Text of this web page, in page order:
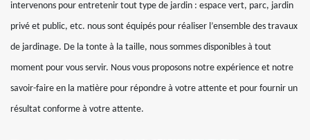
intervenons pour entretenir tout type de jardin : espace vert, parc, jardin
privé et public, etc. nous sont équipés pour réaliser l’ensemble des travaux
de jardinage. De la tonte à la taille, nous sommes disponibles à tout
moment pour vous servir. Nous vous proposons notre expérience et notre
savoir-faire en la matière pour répondre à votre attente et pour fournir un
résultat conforme à votre attente.